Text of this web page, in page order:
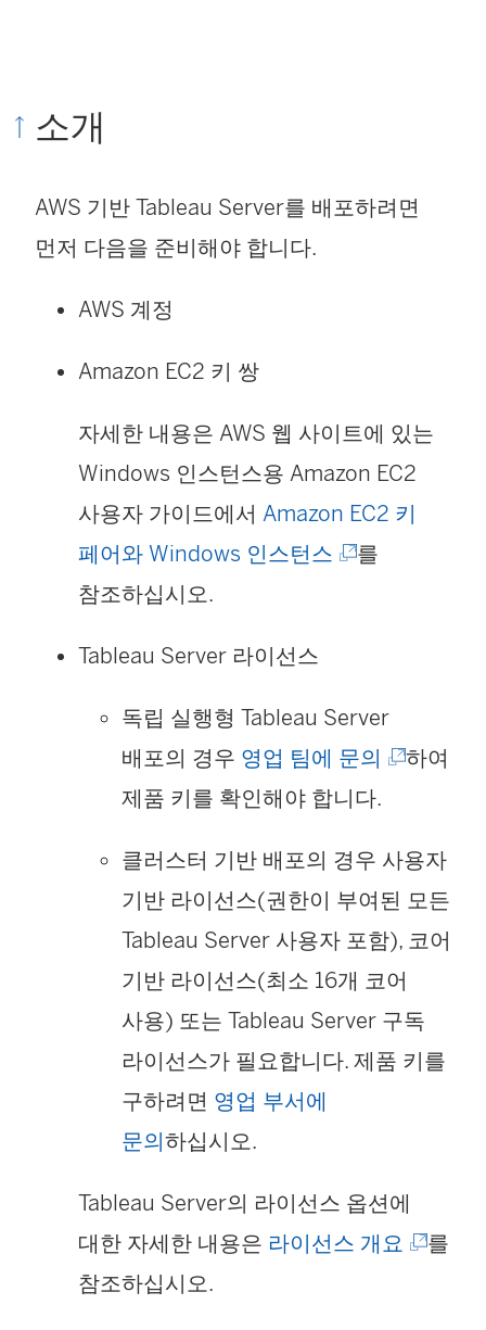
에
소개
AWS 기반 Tableau Server를 배포하려면
먼저 다음을 준비해야 합니다.
AWS 계정
Amazon EC2 키 쌍
자세한 내용은 AWS 웹 사이트에 있는
Windows 인스턴스용 Amazon EC2
사용자 가이드에서 Amazon EC2 키
페어와 Windows 인스턴스 (
새
창
에
열
림
)
를
참조하십시오.
Tableau Server 라이선스
독립 실행형 Tableau Server
배포의 경우 영업 팀에 문의 (
가
새
창
에
서
열
하여
제품 키를 확인해야 합니다.
클러스터 기반 배포의 경우 사용자
기반 라이선스(권한이 부여된 모든
Tableau Server 사용자 포함), 코어
기반 라이선스(최소 16개 코어
사용) 또는 Tableau Server 구독
라이선스가 필요합니다. 제품 키를
구하려면 영업 부서에
문의하십시오.
Tableau Server의 라이선스 옵션에
대한 자세한 내용은 라이선스 개요 (
를
참조하십시오.